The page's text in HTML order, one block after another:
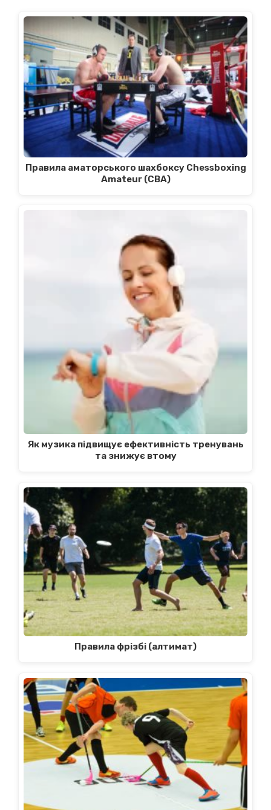
Правила аматорського шахбоксу Chessboxing
Amateur (CBA)
Як музика підвищує ефективність тренувань
та знижує втому
Правила фрізбі (алтимат)